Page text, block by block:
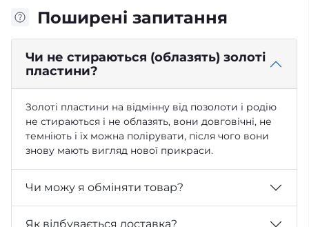
Поширені запитання
Чи не стираються (облазять) золоті
пластини?
Золоті пластини на відмінну від позолоти і родію
не стираються і не облазять, вони довговічні, не
темніють і їх можна полірувати, після чого вони
знову мають вигляд нової прикраси.
Чи можу я обміняти товар?
Як відбувається доставка?